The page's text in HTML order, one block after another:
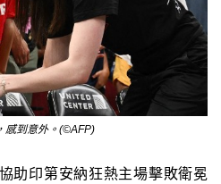
感到意外。(©AFP)
助印第安納狂熱主場擊敗衛冕